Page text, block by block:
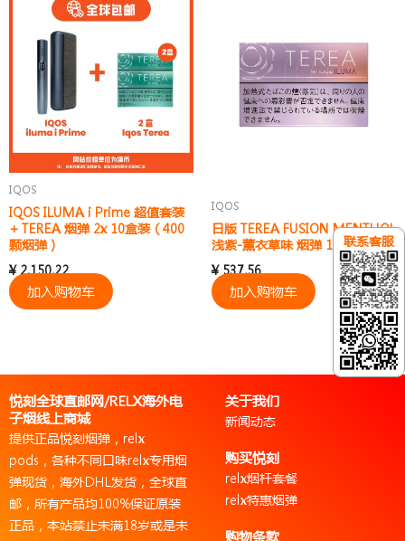
IQOS
IQOS ILUMA i Prime 超值套装
+ TEREA 烟弹 2x 10盒装（400
颗烟弹）
¥2,150.22
加入购物车
IQOS
日版 TEREA FUSION MENTHOL
浅紫-薰衣草味 烟弹 10盒装
¥537.56
加入购物车
悦刻全球直邮网/RELX海外电
子烟线上商城
提供正品悦刻烟弹，relx
pods，各种不同口味relx专用烟
弹现货，海外DHL发货，全球直
邮，所有产品均100%保证原装
正品，本站禁止未满18岁或是未
关于我们
新闻动态
购买悦刻
relx烟杆套餐
relx特惠烟弹
购物条款
联系客服